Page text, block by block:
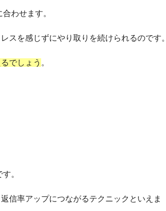
わせます。
スを感じずにやり取りを続けられるのです。
でしょう 。
。
信率アップにつながるテクニックといえま